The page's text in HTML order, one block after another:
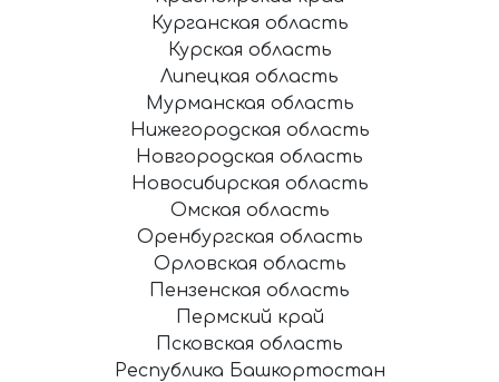
Курганская область
Курская область
Липецкая область
Мурманская область
Нижегородская область
Новгородская область
Новосибирская область
Омская область
Оренбургская область
Орловская область
Пензенская область
Пермский край
Псковская область
Республика Башкортостан